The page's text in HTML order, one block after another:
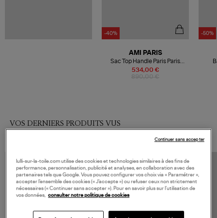
-40%
534,00 €
AMI PARIS
Sac Top Handle Paris Paris
Marron
-50%
VOS DERNIERS PRODUITS VUS
lulli-sur-la-toile.com utilise des cookies et technologies similaires à des fins de
performance, personnalisation, publicité et analyses, en collaboration avec des
partenaires tels que Google. Vous pouvez configurer vos choix via « Paramétrer »,
accepter l’ensemble des cookies (« J’accepte ») ou refuser ceux non strictement
nécessaires (« Continuer sans accepter »). Pour en savoir plus sur l’utilisation de
vos données, consulter notre politique de cookies
Continuer sans accepter